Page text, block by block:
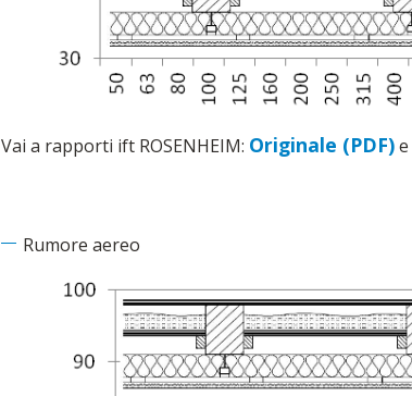
Vai a rapporti ift ROSENHEIM: Originale (PDF)e
Rumore aereo